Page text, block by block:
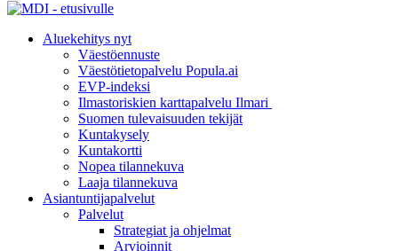
Main
Menu
Aluekehitys nyt
Väestöennuste
Väestötietopalvelu Popula.ai
EVP-indeksi
Ilmastoriskien karttapalvelu Ilmari
Suomen tulevaisuuden tekijät
Kuntakysely
Kuntakortti
Nopea tilannekuva
Laaja tilannekuva
Asiantuntijapalvelut
Palvelut
Strategiat ja ohjelmat
Arvioinnit